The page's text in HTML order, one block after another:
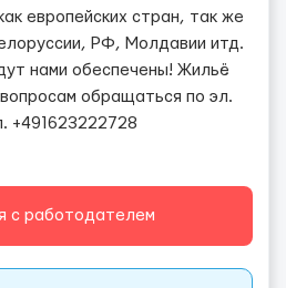
европейских стран, так же
РФ, Молдавии итд.
нами обеспечены! Жильё
обращаться по эл.
+491623222728
с работодателем